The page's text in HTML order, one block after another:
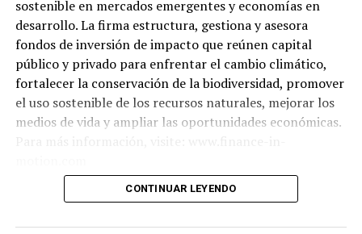
sostenible en mercados emergentes y economías en
desarrollo. La firma estructura, gestiona y asesora
fondos de inversión de impacto que reúnen capital
público y privado para enfrentar el cambio climático,
fortalecer la conservación de la biodiversidad, promover
el uso sostenible de los recursos naturales, mejorar los
medios de vida y ampliar las oportunidades económicas.
CONTINUAR LEYENDO